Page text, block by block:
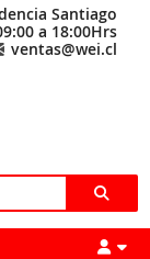
Santiago
a 18:00Hrs
ventas@wei.cl